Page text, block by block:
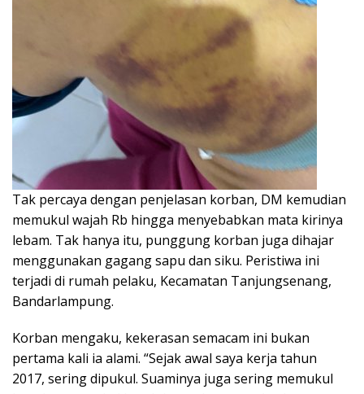
Tak percaya dengan penjelasan korban, DM kemudian
memukul wajah Rb hingga menyebabkan mata kirinya
lebam. Tak hanya itu, punggung korban juga dihajar
menggunakan gagang sapu dan siku. Peristiwa ini
terjadi di rumah pelaku, Kecamatan Tanjungsenang,
Bandarlampung.
Korban mengaku, kekerasan semacam ini bukan
pertama kali ia alami. “Sejak awal saya kerja tahun
2017, sering dipukul. Suaminya juga sering memukul